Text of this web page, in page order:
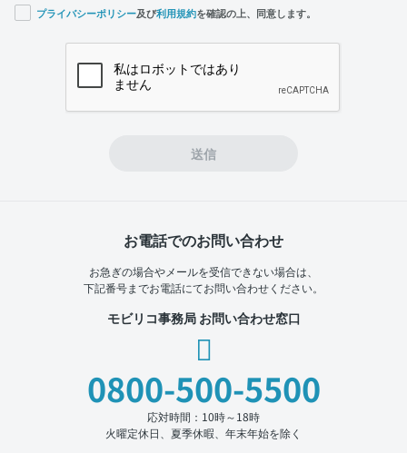
プライバシーポリシー及び利用規約を確認の上、同意します。
送信
お電話でのお問い合わせ
お急ぎの場合やメールを受信できない場合は、
下記番号までお電話にてお問い合わせください。
モビリコ事務局 お問い合わせ窓口
0800-500-5500
応対時間：10時～18時
火曜定休日、夏季休暇、年末年始を除く